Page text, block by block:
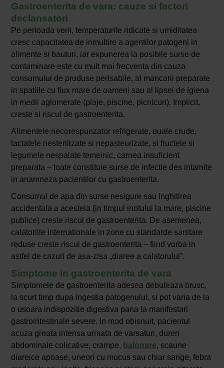
Gastroenterita de vara: cauze si factori
declansatori
Pe perioada verii, temperaturile ridicate si umiditatea
cresc capacitatea de inmultire a agentilor patogeni in
alimente si bauturi, iar expunerea la posibile surse de
contaminare este cu mult mai frecventa din cauza
consumului de produse perisabile, al mancarii preparate
in spatiile cu flux mare de oameni sau al lipsei de igiena
in medii aglomerate (plaje, piscine, picnicuri). Implicit,
creste si riscul de gastroenterita.
Alimentele necorespunzator refrigerate, ouale crude,
lactatele nesterilizate si nepasteurizate, si fructele si
legumele nespalate temeinic, carnea insuficient
preparata – toate constituie surse de infectie des intalnite
in anamneza pacientilor cu gastroenterita.
Consumul de apa din surse nesigure sau inghitirea
accidentala a acesteia (in timpul inotului la mare, piscine
publice) creste riscul de gastroenterita. De asemenea,
calatoriile internationale in zone cu standarde sanitare
reduse creste riscul de gastroenterita – fiind vorba in
astfel de cazuri de asa-zisa „diaree a calatorului”.
Simptome in gastroenterita de vara
Simptomele de gastroenterita adesea debuteaza brusc,
la scurt timp dupa ingestia patogenului, si pot varia de la
o usoara indispozitie digestiva pana la manifestari
gastrointestinale severe. In mod obisnuit, pacientul
acuza greata intensa urmata de varsaturi, dureri
abdominale colicative, crampe, balonare, scaune
diareice apoase, uneori cu mucus sau chiar sange, febra